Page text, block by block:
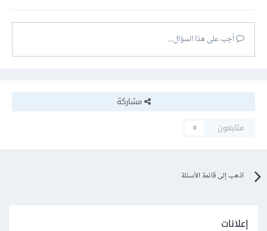
أجب على هذا السؤال...
مشاركة
متابعون
0
اذهب إلى قائمة الأسئلة
إعلانات